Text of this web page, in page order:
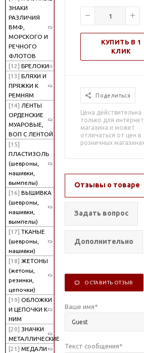
ЗНАКИ
РАЗЛИЧИЯ
ВМФ,
МОРСКОГО И
РЕЧНОГО
ФЛОТОВ
[12] БРЕЛОКИ
[13] БЛЯХИ И
ПРЯЖКИ К
РЕМНЯМ
[14] ЛЕНТЫ
ОРДЕНСКИЕ
МУАРОВЫЕ,
ВОП С ЛЕНТОЙ
[15]
ПЛАСТИЗОЛЬ
(шевроны,
нашивки,
вымпелы)
[16] ВЫШИВКА
(шевроны,
нашивки,
вымпелы)
[17] ТКАНЫЕ
(шевроны,
нашивки)
[18] ЖЕТОНЫ
(жетоны,
резинки,
цепочки)
[19] ОБЛОЖКИ
И ЦЕПОЧКИ К
НИМ
[20] ЗНАЧКИ
МЕТАЛЛИЧЕСКИЕ
[21] МЕДАЛИ
КУПИТЬ В 1
КЛИК
Поделиться
Цена действительна
только для
магазина и может
отличаться от цен в
розничных
Отзывы о товаре
Задать вопрос
Дополнительно
ОСТАВИТЬ ОТЗЫВ
Ваше имя*
Текст сообщения*